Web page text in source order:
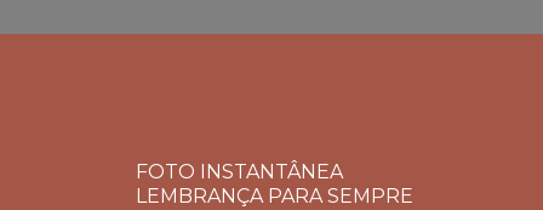
FOTO INSTANTÂNEA
LEMBRANÇA PARA SEMPRE